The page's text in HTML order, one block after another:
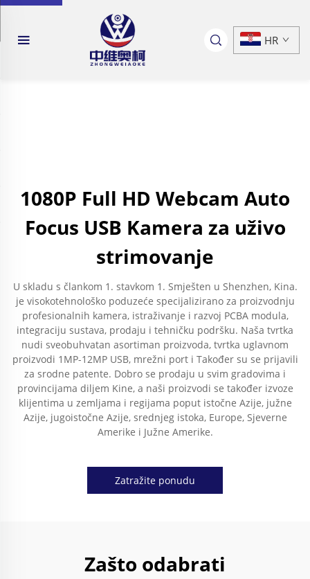
HR
1080P Full HD Webcam Auto
Focus USB Kamera za uživo
strimovanje
U skladu s člankom 1. stavkom 1. Smješten u Shenzhen, Kina.
je visokotehnološko poduzeće specijalizirano za proizvodnju
profesionalnih kamera, istraživanje i razvoj PCBA modula,
integraciju sustava, prodaju i tehničku podršku. Naša tvrtka
nudi sveobuhvatan asortiman proizvoda, tvrtka uglavnom
proizvodi 1MP-12MP USB, mrežni port i Također su se prijavili
za srodne patente. Dobro se prodaju u svim gradovima i
provincijama diljem Kine, a naši proizvodi se također izvoze
klijentima u zemljama i regijama poput istočne Azije, južne
Azije, jugoistočne Azije, srednjeg istoka, Europe, Sjeverne
Amerike i Južne Amerike.
Zatražite ponudu
Zašto odabrati